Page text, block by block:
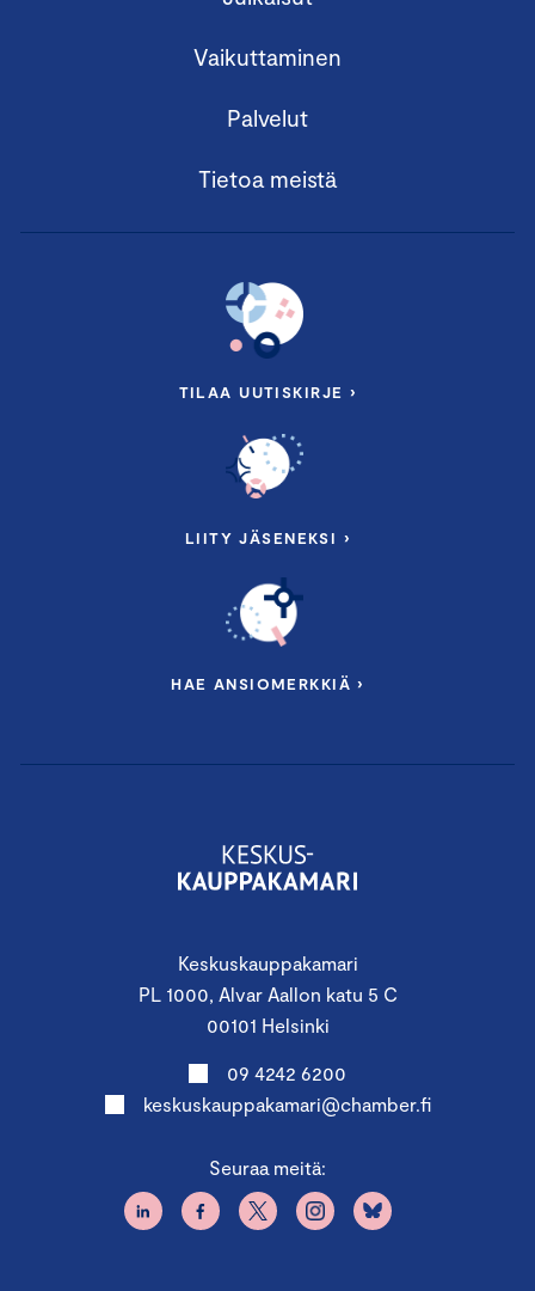
Keskuskauppakamari
PL 1000, Alvar Aallon katu 5 C
00101 Helsinki
09 4242 6200
keskuskauppakamari@chamber.fi
Seuraa meitä:
Vaikuttaminen
Palvelut
Tietoa meistä
TILAA UUTISKIRJE ›
LIITY JÄSENEKSI ›
HAE ANSIOMERKKIÄ ›